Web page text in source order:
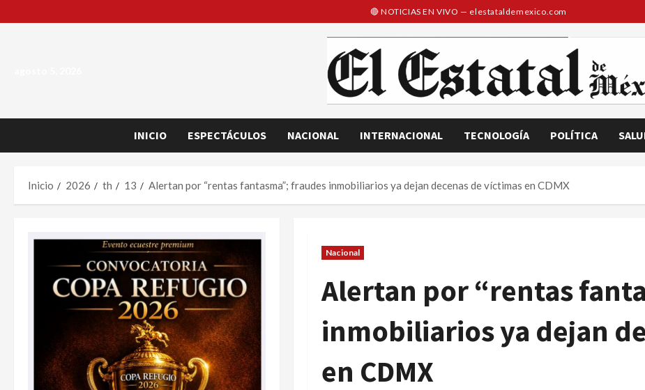
al
INICIO ESPECTÁCULOS NACIONAL INTERNACIONAL TECNOLOGÍA POLÍTICA
Inicio 2026 th 13 Alertan por “rentas fantasma”; fraudes inmobiliarios ya dejan decenas de víctimas en CDMX
Nacional
Alertan por “rentas
inmobiliarios ya dejan
en CDMX